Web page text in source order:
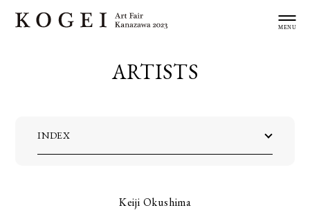
ARTISTS
INDEX
Keiji Okushima